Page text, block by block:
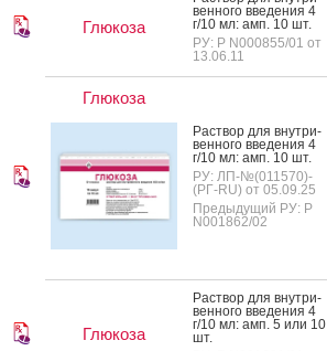
Глюкоза
вен­но­го вве­дения 4
г/10 мл: амп. 10 шт.
РУ: Р N000855/01 от
13.06.11
Глюкоза
Рас­твор для внут­ри­
вен­но­го вве­дения 4
г/10 мл: амп. 10 шт.
РУ: ЛП-№(011570)-
(РГ-RU) от 05.09.25
Предыдущий РУ: Р
N001862/02
Глюкоза
Рас­твор для внут­ри­
вен­но­го вве­дения 4
г/10 мл: амп. 5 или 10
шт.